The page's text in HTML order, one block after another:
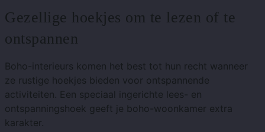
Gezellige hoekjes om te lezen of te
ontspannen
Boho-interieurs komen het best tot hun recht wanneer
ze rustige hoekjes bieden voor ontspannende
activiteiten. Een speciaal ingerichte lees- en
ontspanningshoek geeft je boho-woonkamer extra
karakter.